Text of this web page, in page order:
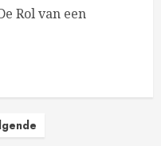
Rol van een